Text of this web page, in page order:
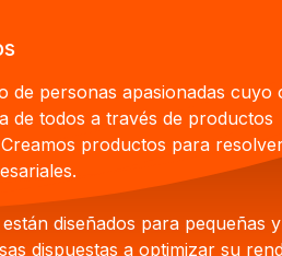
de personas apasionadas cuyo
de todos a través de productos
productos para
diseñados para pequeñas y
dispuestas a optimizar su